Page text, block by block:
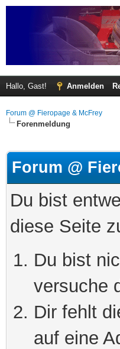
Hallo, Gast! Anmelden
Forum @ Fieropage & McFrey
Forenmeldung
Forum @
Du bist
diese Seite
Du bist
versuche
Dir fehlt
auf eine